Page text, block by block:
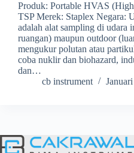
Produk: Portable HVAS
TSP Merek: Staplex Negara:
adalah alat sampling di udara
ruangan) maupun outdoor
mengukur polutan atau
coba nuklir dan biohazard,
dan…
cb instrument